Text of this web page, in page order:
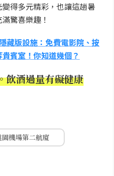
得多元精彩，也讓這趟暑
驚喜樂趣！
藏版設施：免費電影院、按
賓室！你知道幾個？
飲酒過量有礙健康
園機場第二航廈